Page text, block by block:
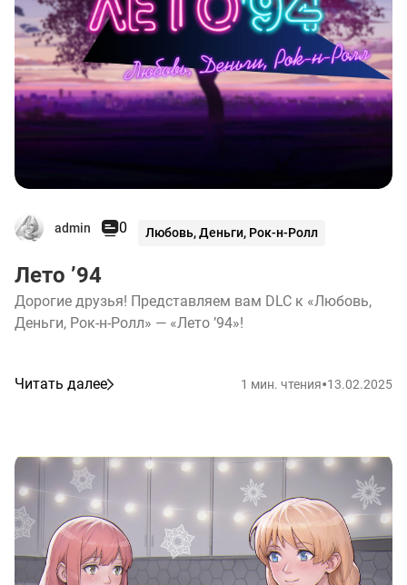
admin 0 Любовь, Деньги, Рок-н-Ролл
Лето ’94
Дорогие друзья! Представляем вам DLC к «Любовь,
Деньги, Рок-н-Ролл» — «Лето ’94»!
Читать далее 1 мин. чтения•13.02.2025